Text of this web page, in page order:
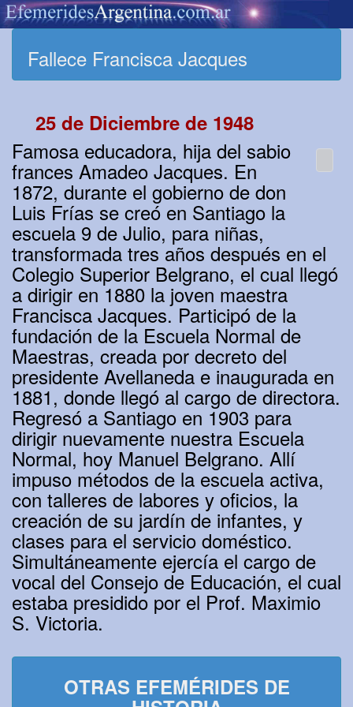
Fallece Francisca Jacques
25 de Diciembre de 1948
Famosa educadora, hija del sabio
frances Amadeo Jacques. En
1872, durante el gobierno de don
Luis Frías se creó en Santiago la
escuela 9 de Julio, para niñas,
transformada tres años después en el
Colegio Superior Belgrano, el cual llegó
a dirigir en 1880 la joven maestra
Francisca Jacques. Participó de la
fundación de la Escuela Normal de
Maestras, creada por decreto del
presidente Avellaneda e inaugurada en
1881, donde llegó al cargo de directora.
Regresó a Santiago en 1903 para
dirigir nuevamente nuestra Escuela
Normal, hoy Manuel Belgrano. Allí
impuso métodos de la escuela activa,
con talleres de labores y oficios, la
creación de su jardín de infantes, y
clases para el servicio doméstico.
Simultáneamente ejercía el cargo de
vocal del Consejo de Educación, el cual
estaba presidido por el Prof. Maximio
S. Victoria.
OTRAS EFEMÉRIDES DE